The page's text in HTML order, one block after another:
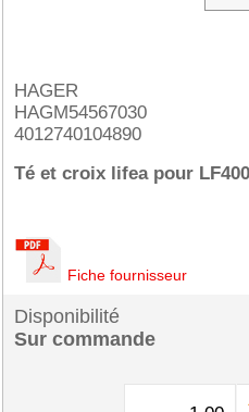
HAGER
HAGM54567030
4012740104890
Té et croix lifea pour
Fiche fournisseur
Disponibilité
Sur commande